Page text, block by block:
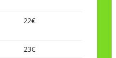
22€
23€